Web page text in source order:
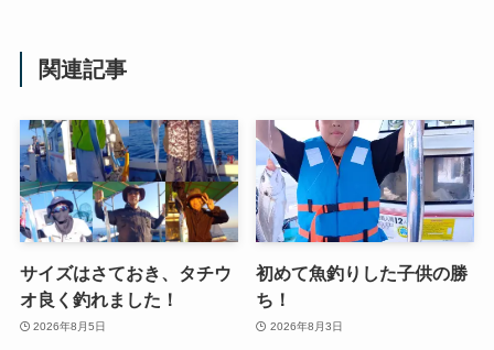
関連記事
サイズはさておき、タチウ
オ良く釣れました！
2026年8月5日
初めて魚釣りした子供の勝
ち！
2026年8月3日